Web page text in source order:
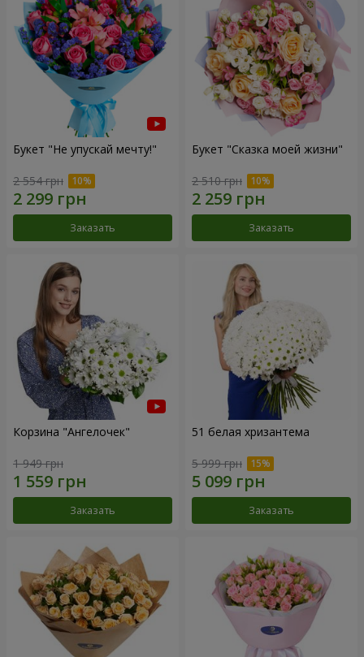
Букет "Не упускай мечту!"
2 554 грн
Заказать
Букет "Сказка моей жизни"
2 510 грн
Заказать
Корзина "Ангелочек"
1 949 грн
Заказать
51 белая хризантема
5 999 грн
Заказать